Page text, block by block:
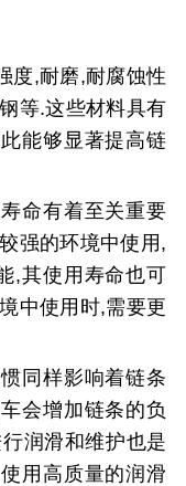
度,耐磨,耐腐蚀性
等.这些材料具有
能够显著提高链
命有着至关重要
强的环境中使用,
,其使用寿命也可
中使用时,需要更
同样影响着链条
会增加链条的负
润滑和维护也是
用高质量的润滑